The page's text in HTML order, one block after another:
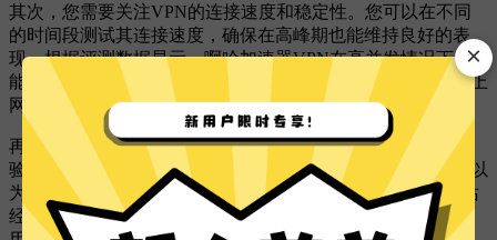
其次，您需要关注VPN的连接速度和稳定性。您可以在不同
的时间段测试其连接速度，确保在高峰期也能维持良好的表
现。根据评测数据显示，啊哈加速器VPN在高并发情况下仍
能保持较低的延迟和稳定的连接，这为用户提供了更流畅的上
网体验。
再者，您可以通过查看用户评论和评分来判断VPN的用户体
验。各大应用商店和专门的评测网站上，用户的真实反馈可以
为您提供参考。例如，像TechRadar和 PCMag等知名科技网站
经常会发布VPN的评测文章，您可以通过这些文章了解其他
×